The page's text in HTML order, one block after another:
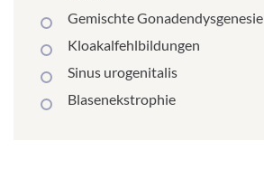
Gemischte Gonadendysgenesie
Kloakalfehlbildungen
Sinus urogenitalis
Blasenekstrophie